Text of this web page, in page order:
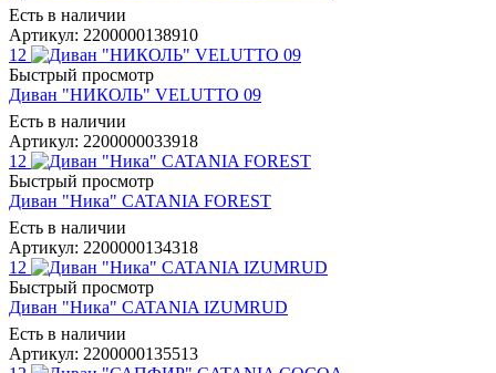
Есть в наличии
Артикул: 2200000138910
12
Быстрый просмотр
Диван "НИКОЛЬ" VELUTTO 09
Есть в наличии
Артикул: 2200000033918
12
Быстрый просмотр
Диван "Ника" CATANIA FOREST
Есть в наличии
Артикул: 2200000134318
12
Быстрый просмотр
Диван "Ника" CATANIA IZUMRUD
Есть в наличии
Артикул: 2200000135513